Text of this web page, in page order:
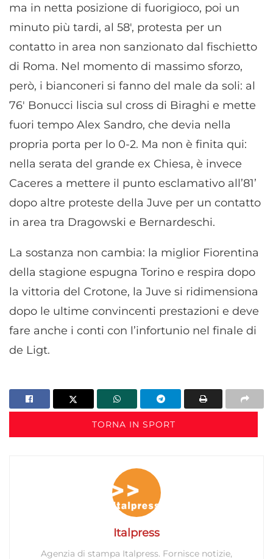
ma in netta posizione di fuorigioco, poi un
minuto più tardi, al 58′, protesta per un
contatto in area non sanzionato dal fischietto
di Roma. Nel momento di massimo sforzo,
però, i bianconeri si fanno del male da soli: al
76′ Bonucci liscia sul cross di Biraghi e mette
fuori tempo Alex Sandro, che devia nella
propria porta per lo 0-2. Ma non è finita qui:
nella serata del grande ex Chiesa, è invece
Caceres a mettere il punto esclamativo all’81’
dopo altre proteste della Juve per un contatto
in area tra Dragowski e Bernardeschi.
La sostanza non cambia: la miglior Fiorentina
della stagione espugna Torino e respira dopo
la vittoria del Crotone, la Juve si ridimensiona
dopo le ultime convincenti prestazioni e deve
fare anche i conti con l’infortunio nel finale di
de Ligt.
TORNA IN SPORT
Italpress
Agenzia di stampa Italpress. Fornisce notizie,